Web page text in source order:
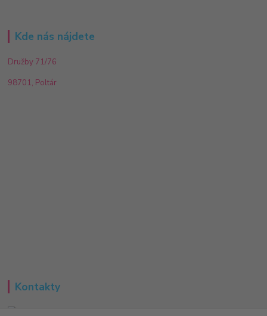
Kde nás nájdete
Družby 71/76
98701, Poltár
Kontakty